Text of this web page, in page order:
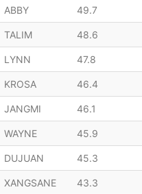
ABBY 49.7
TALIM 48.6
LYNN 47.8
KROSA 46.4
JANGMI 46.1
WAYNE 45.9
DUJUAN 45.3
XANGSANE 43.3